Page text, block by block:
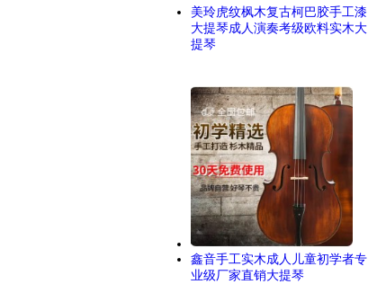
美玲虎纹枫木复古柯巴胶手工漆
大提琴成人演奏考级欧料实木大
提琴
鑫音手工实木成人儿童初学者专
业级厂家直销大提琴